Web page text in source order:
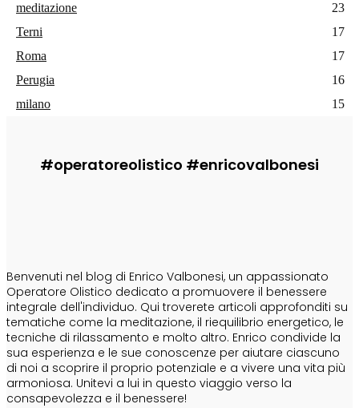
meditazione
23
Terni
17
Roma
17
Perugia
16
milano
15
#operatoreolistico #enricovalbonesi
Benvenuti nel blog di Enrico Valbonesi, un appassionato
Operatore Olistico dedicato a promuovere il benessere
integrale dell'individuo. Qui troverete articoli approfonditi su
tematiche come la meditazione, il riequilibrio energetico, le
tecniche di rilassamento e molto altro. Enrico condivide la
sua esperienza e le sue conoscenze per aiutare ciascuno
di noi a scoprire il proprio potenziale e a vivere una vita più
armoniosa. Unitevi a lui in questo viaggio verso la
consapevolezza e il benessere!